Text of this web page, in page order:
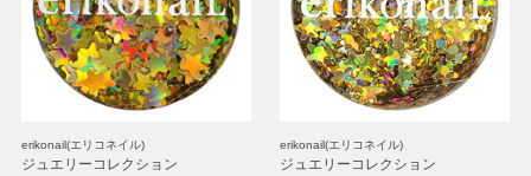
erikonail(エリコネイル)
ジュエリーコレクション
erikonail(エリコネイル)
ジュエリーコレクション